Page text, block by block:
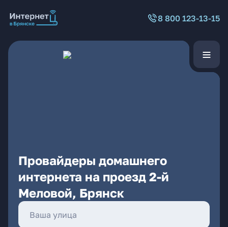
8 800 123-13-15
Провайдеры домашнего
интернета на проезд 2-й
Меловой, Брянск